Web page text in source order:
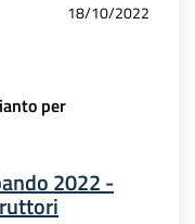
18/10/2022
per
2022 -